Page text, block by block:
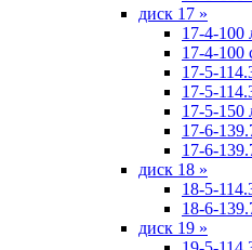
диск 17 »
17-4-100
17-4-100
17-5-
17-5-
17-5-150
17-6-
17-6-
диск 18 »
18-5-
18-6-
диск 19 »